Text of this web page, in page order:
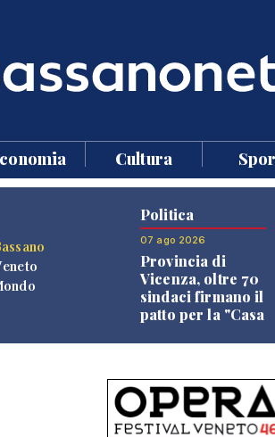
Cultura
Politica
07 ago 2026
Provincia di
Vicenza, oltre 70
sindaci firmano il
patto per la "Casa